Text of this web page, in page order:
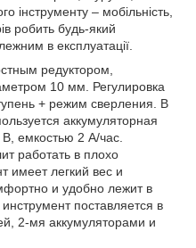
інструменту – мобільність,
робить будь-який
в експлуатації.
редуктором,
10 мм. Регулировка
+ режим сверления. В
аккумуляторная
емкостью 2 А/час.
работать в плохо
имеет легкий вес и
и удобно лежит в
поставляется в
2-мя аккумуляторами и